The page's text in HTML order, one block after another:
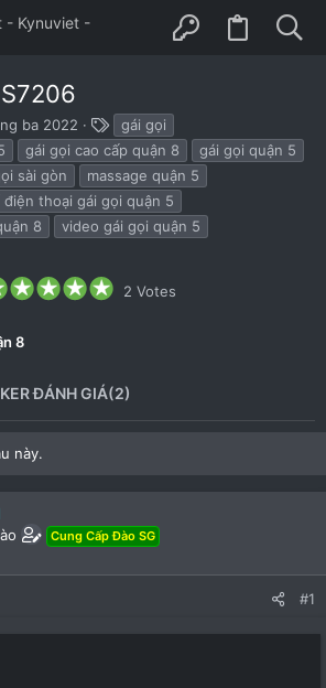
ba 2022
h
ẻ
gái gọi
gái gọi cao cấp quận 8
gái gọi quận 5
sài gòn
massage quận 5
điện thoại gái gọi quận 5
8
video gái gọi quận 5
5
.
a
r
(
2 Votes
8
ĐÁNH GIÁ(2)
này.
Cung Cấp Đào SG
#1